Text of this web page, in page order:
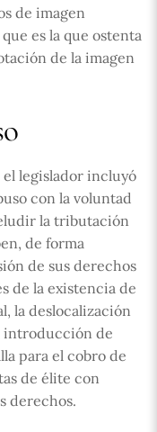
de imagen
es la que ostenta
de la imagen
el legislador incluyó
con la voluntad
la tributación
de forma
de sus derechos
de la existencia de
la deslocalización
introducción de
para el cobro de
de élite con
derechos.